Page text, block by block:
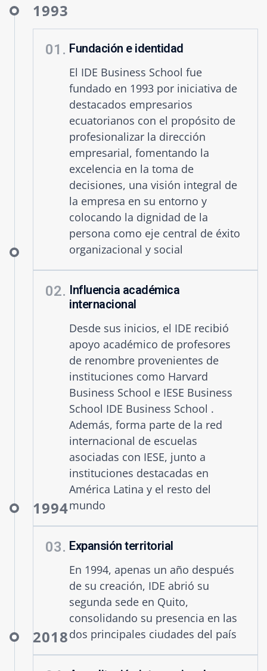
1993
01. Fundación e identidad
El IDE Business School fue
fundado en 1993 por iniciativa de
destacados empresarios
ecuatorianos con el propósito de
profesionalizar la dirección
empresarial, fomentando la
excelencia en la toma de
decisiones, una visión integral de
la empresa en su entorno y
colocando la dignidad de la
persona como eje central de éxito
organizacional y social
02. Influencia académica
internacional
Desde sus inicios, el IDE recibió
apoyo académico de profesores
de renombre provenientes de
instituciones como Harvard
Business School e IESE Business
School IDE Business School .
Además, forma parte de la red
internacional de escuelas
asociadas con IESE, junto a
instituciones destacadas en
América Latina y el resto del
mundo
1994
03. Expansión territorial
En 1994, apenas un año después
de su creación, IDE abrió su
segunda sede en Quito,
consolidando su presencia en las
dos principales ciudades del país
2018